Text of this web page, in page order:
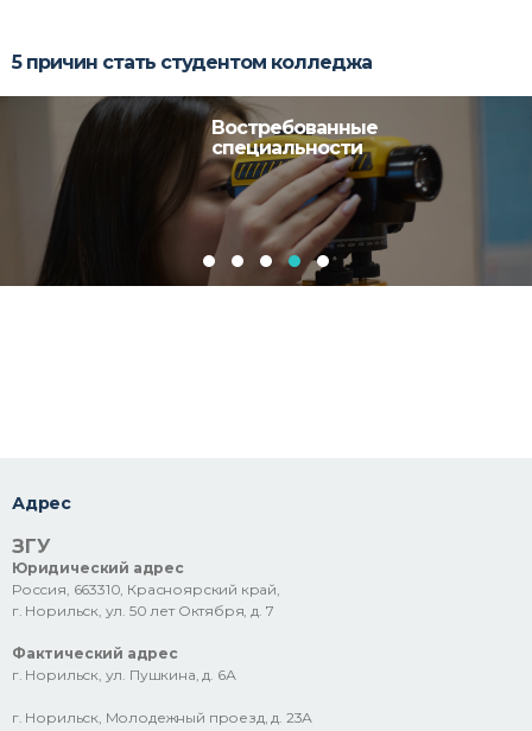
5 причин стать студентом колледжа
Востребованные
специальности
Адрес
ЗГУ
Юридический адрес
Россия, 663310, Красноярский край,
г. Норильск, ул. 50 лет Октября, д. 7
Фактический адрес
г. Норильск, ул. Пушкина, д. 6А
г. Норильск, Молодежный проезд, д. 23А